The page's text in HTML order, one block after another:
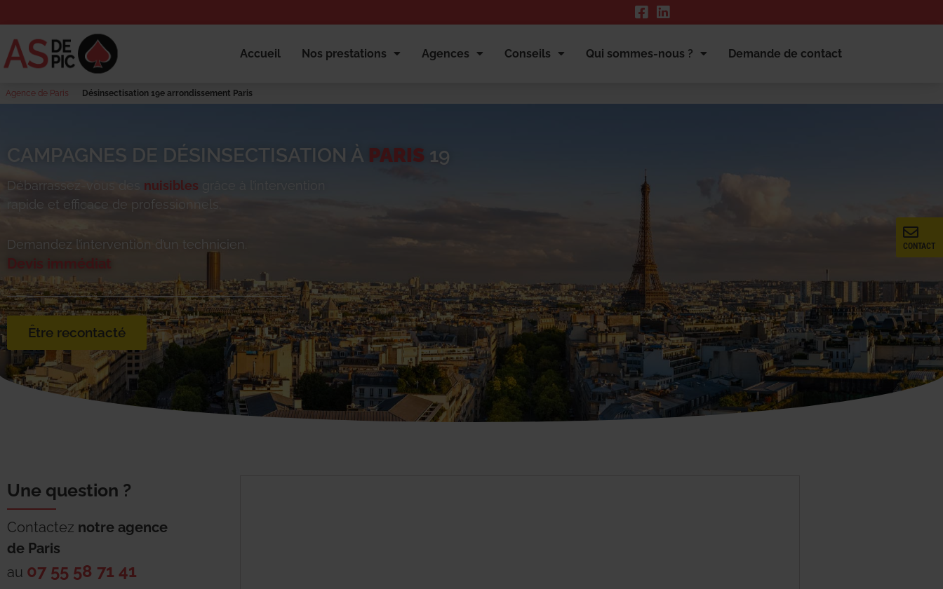
Accueil Nos prestations Agences Conseils Qui sommes-nous ? Demande de contact
Agence de Paris Désinsectisation 19e arrondissement Paris
CONTACT
CAMPAGNES DE DÉSINSECTISATION À PARIS 19
Débarrassez-vous des nuisibles
rapide et efficace de professionnels.
Demandez l’intervention d’un technicien.
Devis immédiat
Être recontacté
Une question ?
Contactez notre agence
de Paris
au 07 55 58 71 41